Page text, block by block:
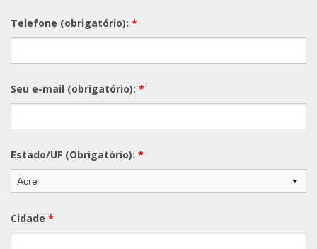
Telefone (obrigatório): *
Seu e-mail (obrigatório): *
Estado/UF (Obrigatório): *
Cidade *